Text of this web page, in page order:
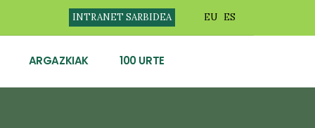
INTRANET SARBIDEA EU ES
ARGAZKIAK 100 URTE